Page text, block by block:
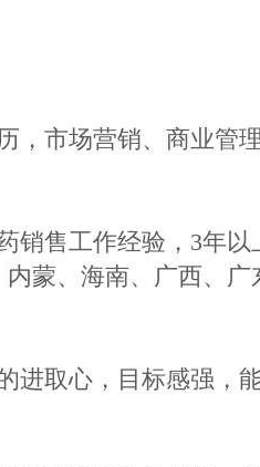
，市场营销、商业管
销售工作经验，3年
蒙、海南、广西、
进取心，目标感强，